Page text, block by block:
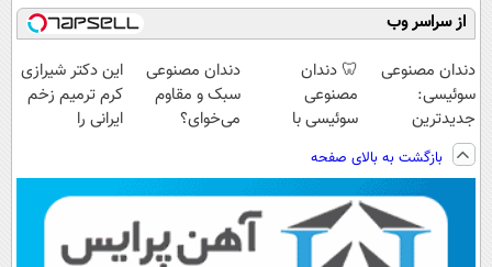
از سراسر وب
دندان مصنوعی
سوئیسی:
جدیدترین
فناوری اروپا،
سبک و مقاوم |
پرداخت قسطی
🦷 دندان
مصنوعی
سوئیسی با
دیجیتال |
پرداخت در 4
قسط |📍 تهران
دندان مصنوعی
سبک و مقاوم
می‌خوای؟
📍تهران
این دکتر شیرازی
کرم ترمیم زخم
ایرانی را
بازگشت به بالای صفحه